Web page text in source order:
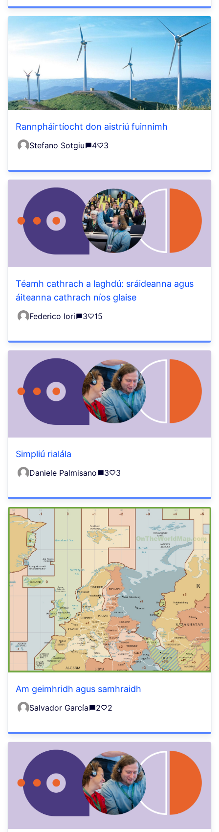
Rannpháirtíocht don aistriú fuinnimh
Stefano Sotgiu 4 3
Téamh cathrach a laghdú: sráideanna agus
áiteanna cathrach níos glaise
Federico Iori 3 15
Simpliú rialála
Daniele Palmisano 3 3
Am geimhridh agus samhraidh
Salvador García 2 2